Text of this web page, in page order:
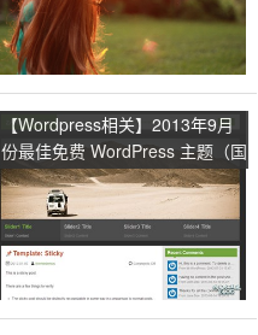
【Wordpress相关】2013年9月
份最佳免费 WordPress 主题（国
内精选）